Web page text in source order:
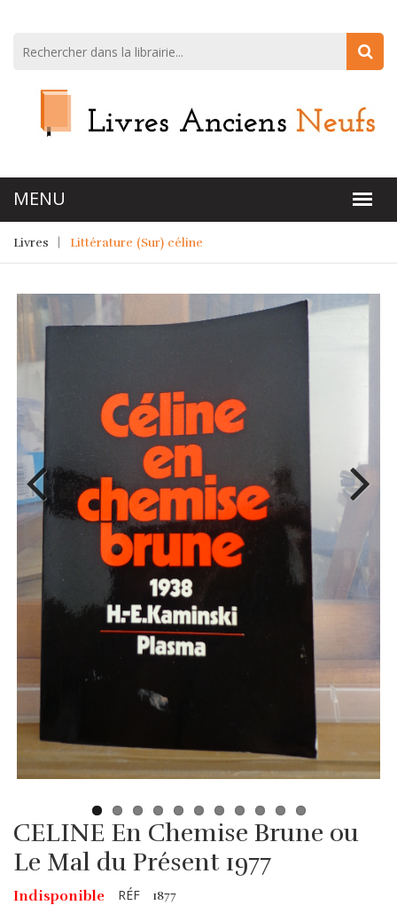
Livres Littérature (Sur) céline
CELINE En Chemise Brune ou
Le Mal du Présent 1977
Indisponible RÉF 1877